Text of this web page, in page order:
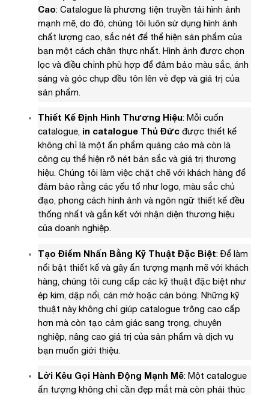
Cao: Catalogue là phương tiện truyền tải hình ảnh
mạnh mẽ, do đó, chúng tôi luôn sử dụng hình ảnh
chất lượng cao, sắc nét để thể hiện sản phẩm của
bạn một cách chân thực nhất. Hình ảnh được chọn
lọc và điều chỉnh phù hợp để đảm bảo màu sắc, ánh
sáng và góc chụp đều tôn lên vẻ đẹp và giá trị của
sản phẩm.
Thiết Kế Định Hình Thương Hiệu: Mỗi cuốn
catalogue, in catalogue Thủ Đức được thiết kế
không chỉ là một ấn phẩm quảng cáo mà còn là
công cụ thể hiện rõ nét bản sắc và giá trị thương
hiệu. Chúng tôi làm việc chặt chẽ với khách hàng để
đảm bảo rằng các yếu tố như logo, màu sắc chủ
đạo, phong cách hình ảnh và ngôn ngữ thiết kế đều
thống nhất và gắn kết với nhận diện thương hiệu
của doanh nghiệp.
Tạo Điểm Nhấn Bằng Kỹ Thuật Đặc Biệt: Để làm
nổi bật thiết kế và gây ấn tượng mạnh mẽ với khách
hàng, chúng tôi cung cấp các kỹ thuật đặc biệt như
ép kim, dập nổi, cán mờ hoặc cán bóng. Những kỹ
thuật này không chỉ giúp catalogue trông cao cấp
hơn mà còn tạo cảm giác sang trọng, chuyên
nghiệp, nâng cao giá trị của sản phẩm và dịch vụ
bạn muốn giới thiệu.
Lời Kêu Gọi Hành Động Mạnh Mẽ: Một catalogue
ấn tượng không chỉ cần đẹp mắt mà còn phải thúc